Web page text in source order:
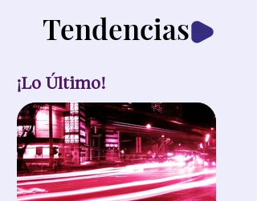
Tendencias
¡Lo Último!